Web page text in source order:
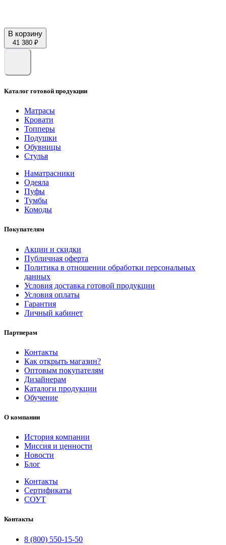
В корзину
41 380 ₽
Каталог готовой продукции
Матрасы
Кровати
Топперы
Подушки
Обувницы
Стулья
Наматрасники
Одеяла
Пуфы
Тумбы
Комоды
Покупателям
Акции и скидки
Публичная оферта
Политика в отношении обработки персональных
данных
Условия доставка готовой продукции
Условия оплаты
Гарантия
Личный кабинет
Партнерам
Контакты
Как открыть магазин?
Оптовым покупателям
Дизайнерам
Каталоги продукции
Обучение
О компании
История компании
Миссия и ценности
Новости
Блог
Контакты
Сертификаты
СОУТ
Контакты
8 (800) 550-15-50